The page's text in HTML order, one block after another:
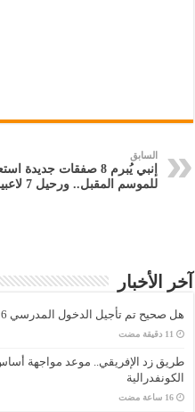
السابق
إنبي يُبرم 8 صفقات جديدة
للموسم المقبل.. ورحيل 7 لاعبين
آخر الأخبار
هل صحيح تم تأجيل الدخول المدرسي 2026
طريق زد الإفريقي.. موعد مواجهة
الكونفدرالية
‏16 ساعة مضت